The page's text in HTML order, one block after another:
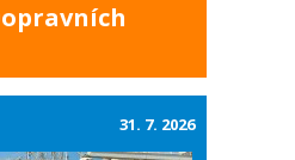
31. 7. 2026